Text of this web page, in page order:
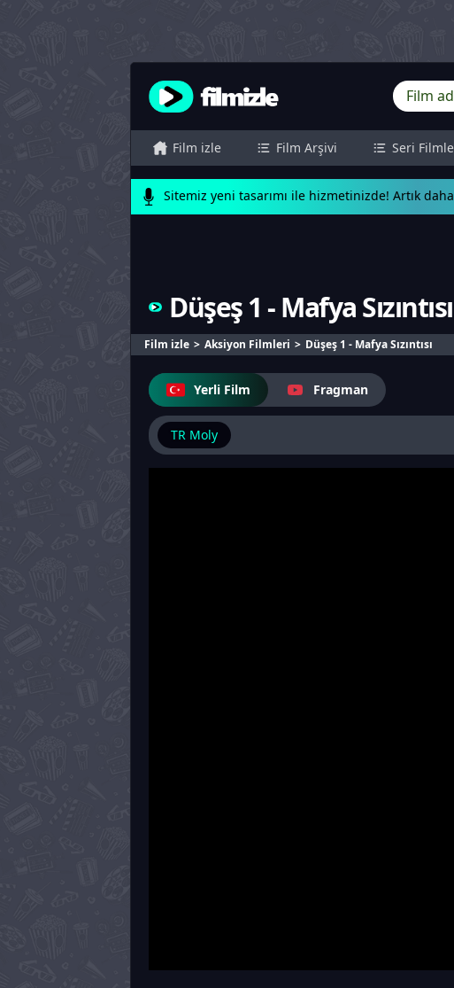
Film izle Film Arşivi Seri
Sitemiz yeni tasarımı ile hizmetinizde! Artık
Düşeş 1 - Mafya Sızıntısı
Film izle Aksiyon Filmleri Düşeş 1 - Mafya Sızıntısı
Yerli Film Fragman
TR Moly